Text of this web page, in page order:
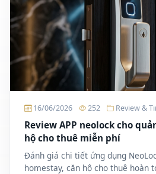
16/06/2026 252 Review &
Review APP neolock cho
hộ cho thuê miễn phí
Đánh giá chi tiết ứng dụng
homestay, căn hộ cho thuê hoàn